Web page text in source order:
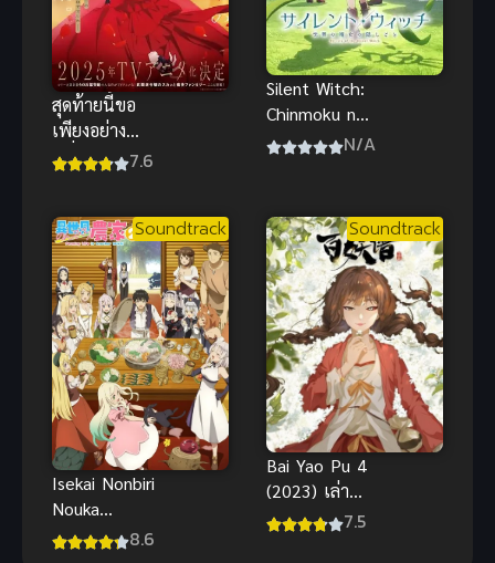
สุดท้ายนี้ขอ
เพียงอย่าง
หนึ่งได้ไหมคะ
7.6
Silent Witch:
Chinmoku no
Majo no
ความลับของ
แม่มดแห่ง
ความเงียบ
N/A
Soundtrack
Isekai Nonbiri
Nouka
Season 2 8.6
Soundtrack
Bai Yao Pu 4
(2023) เล่า
ขานตำนาน7.5